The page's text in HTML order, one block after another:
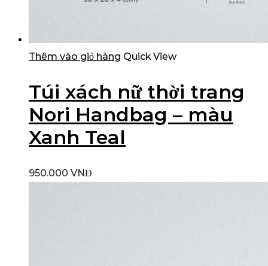
Thêm vào giỏ hàng Quick View
Túi xách nữ thời trang
Nori Handbag – màu
Xanh Teal
950.000 VNĐ